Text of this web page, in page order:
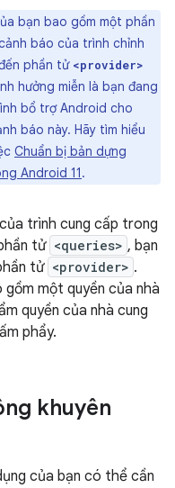
bạn bao gồm một phần
báo của trình chỉnh
phần tử <provider>
hưởng miễn là bạn đang
bổ trợ Android cho
báo này. Hãy tìm hiểu
Chuẩn bị bản dựng
Android 11.
trình cung cấp trong
tử <queries> , bạn
tử <provider> .
một quyền của nhà
quyền của nhà cung
phẩy.
khuyên
của bạn có thể cần